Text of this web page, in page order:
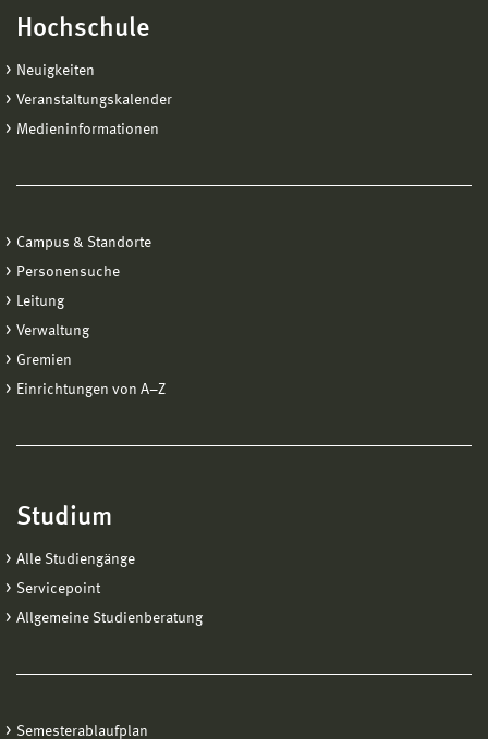
Hochschule
Neuigkeiten
Veranstaltungskalender
Medieninformationen
Campus & Standorte
Personensuche
Leitung
Verwaltung
Gremien
Einrichtungen von A−Z
Studium
Alle Studiengänge
Servicepoint
Allgemeine Studienberatung
Semesterablaufplan